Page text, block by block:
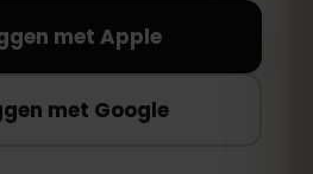
met Apple
met Google